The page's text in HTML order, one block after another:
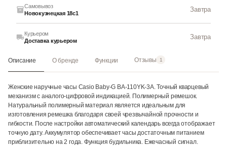
Самовывоз
Новокузнецкая 18с1
Завтра
Курьером
Доставка курьером
Завтра
Описание О бренде Функции Отзывы 1
Женские наручные часы Casio Baby-G BA-110YK-3A. Точный кварцевый
механизм с аналого-цифровой индикацией. Полимерный ремешок.
Натуральный полимерный материал является идеальным для
изготовления ремешка благодаря своей чрезвычайной прочности и
гибкости. После настройки автоматический календарь всегда отображает
точную дату. Аккумулятор обеспечивает часы достаточным питанием
приблизительно на 2 года. Функция будильника. Ежечасный сигнал.